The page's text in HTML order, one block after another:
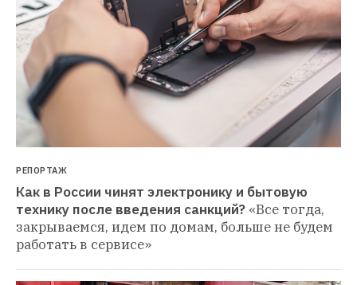
РЕПОРТАЖ
Как в России чинят электронику и бытовую
технику после введения санкций? «Все тогда,
закрываемся, идем по домам, больше не будем
работать в сервисе»